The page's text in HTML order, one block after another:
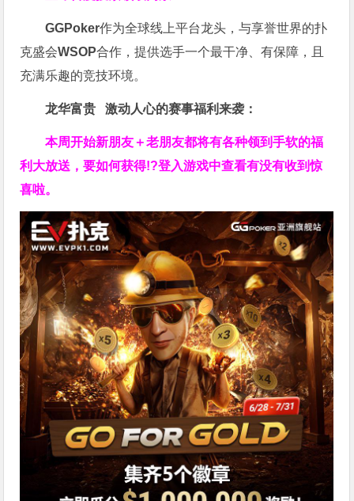
GGPoker作为全球线上平台龙头，与享誉世界的扑
克盛会WSOP合作，提供选手一个最干净、有保障，且
充满乐趣的竞技环境。
龙华富贵 激动人心的赛事福利来袭：
本周开始新朋友＋老朋友都将有各种领到手软的福
利大放送，要如何获得!?登入游戏中查看有没有收到惊
喜啦。